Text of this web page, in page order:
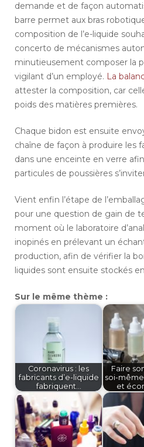
demande et de façon
barre permet aux bras
composition de l’e-liquide
concerto de mécanismes
minutieusement composer la
vigilant d’un employé. La
attester la composition, car
poids des matières premières.
Chaque bidon est ensuite
chaîne de façon à produire les
dans une enceinte en verre
particules de poussières
Vient enfin l’étape de
pour une question de gain de
moment où le laboratoire
inopinés en prélevant un
production, afin de vérifier la
liquides sont ensuite stockés
Sur le même thème :
Coronavirus : les
fabricants d’e-liquide
fabriquent…
Faire
soi-
et